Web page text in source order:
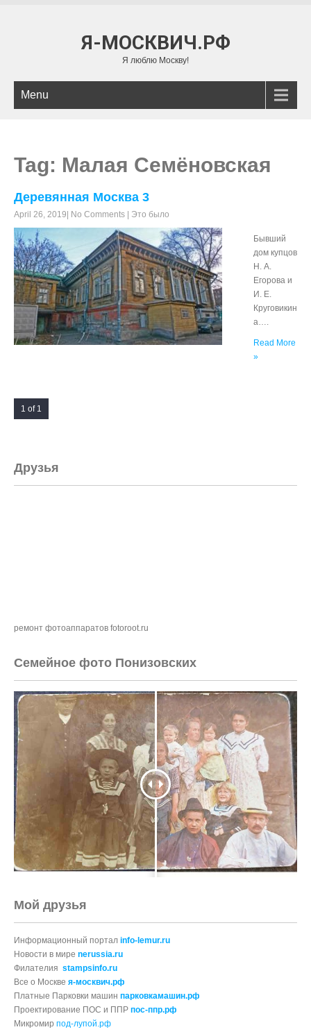
Я-МОСКВИЧ.РФ
Я люблю Москву!
Menu
Tag: Малая Семёновская
Деревянная Москва 3
April 26, 2019 No Comments Это было
Бывший
дом купцов
Н. А.
Егорова и
И. Е.
Круговикин
а….
Read More
»
1 of 1
Друзья
ремонт фотоаппаратов fotoroot.ru
Семейное фото Понизовских
Мой друзья
Информационный портал info-lemur.ru
Новости в мире nerussia.ru
Филателия stampsinfo.ru
Все о Москве я-москвич.рф
Платные Парковки машин парковкамашин.рф
Проектирование ПОС и ППР пос-ппр.рф
Микромир под-лупой.рф